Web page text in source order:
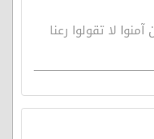
الذين آمنوا لا تقولوا رعنا